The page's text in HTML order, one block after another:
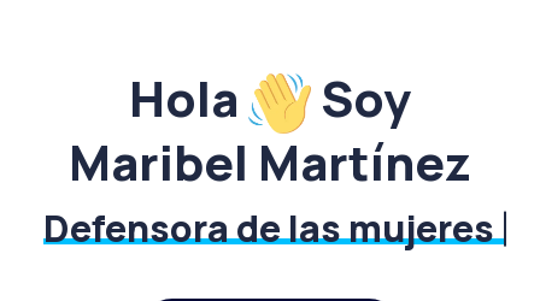
Hola
Soy
Maribel Martínez
Defensora de las mujeres